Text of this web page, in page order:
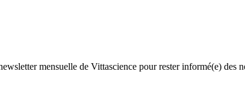
mensuelle de Vittascience pour rester informé(e) des